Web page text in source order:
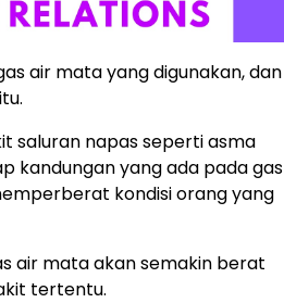
air mata yang digunakan, dan
saluran napas seperti asma
kandungan yang ada pada gas
kondisi orang yang
air mata akan semakin berat
tertentu.